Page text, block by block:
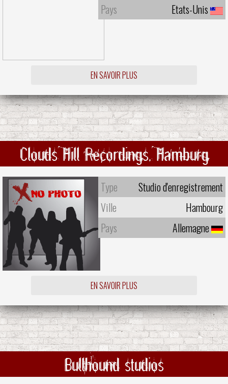
Pays
Etats-Unis
EN SAVOIR PLUS
Clouds Hill Recordings, Hamburg
Type
Studio d'enregistrement
Ville
Hambourg
Pays
Allemagne
EN SAVOIR PLUS
Bullhound studios